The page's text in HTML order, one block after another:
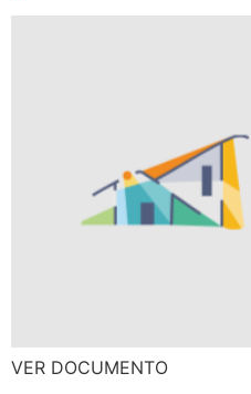
VER DOCUMENTO